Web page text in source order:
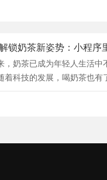
，奶茶已成为年轻人生活中
着科技的发展，喝奶茶也有